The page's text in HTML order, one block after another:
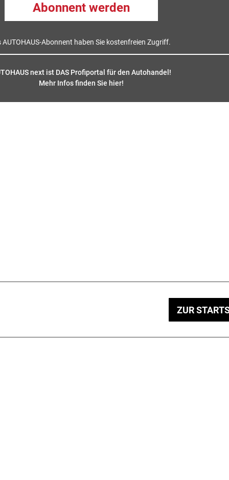
Abonnent werden
AUTOHAUS-Abonnent haben Sie kostenfreien Zugriff.
next ist DAS Profiportal für den Autohandel!
Mehr Infos finden Sie hier!
ZUR